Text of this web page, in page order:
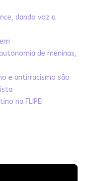
dando voz a
de meninas,
e antirracismo são
na FLIPEI